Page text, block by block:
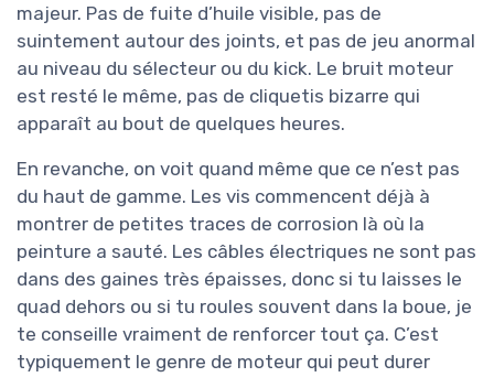
majeur. Pas de fuite d’huile visible, pas de
suintement autour des joints, et pas de jeu anormal
au niveau du sélecteur ou du kick. Le bruit moteur
est resté le même, pas de cliquetis bizarre qui
apparaît au bout de quelques heures.
En revanche, on voit quand même que ce n’est pas
du haut de gamme. Les vis commencent déjà à
montrer de petites traces de corrosion là où la
peinture a sauté. Les câbles électriques ne sont pas
dans des gaines très épaisses, donc si tu laisses le
quad dehors ou si tu roules souvent dans la boue, je
te conseille vraiment de renforcer tout ça. C’est
typiquement le genre de moteur qui peut durer